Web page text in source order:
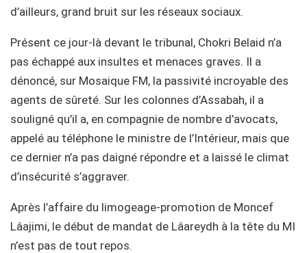
d’ailleurs, grand bruit sur les réseaux sociaux.
Présent ce jour-là devant le tribunal, Chokri Belaid n’a
pas échappé aux insultes et menaces graves. Il a
dénoncé, sur Mosaique FM, la passivité incroyable des
agents de sûreté. Sur les colonnes d’Assabah, il a
souligné qu’il a, en compagnie de nombre d’avocats,
appelé au téléphone le ministre de l’Intérieur, mais que
ce dernier n’a pas daigné répondre et a laissé le climat
d’insécurité s’aggraver.
Après l’affaire du limogeage-promotion de Moncef
Lâajimi, le début de mandat de Lâareydh à la tête du MI
n’est pas de tout repos.